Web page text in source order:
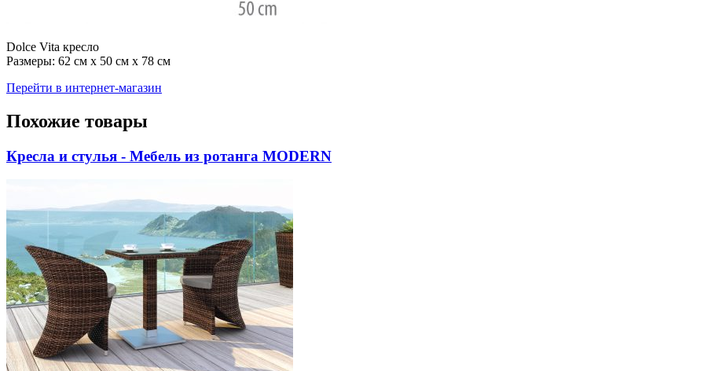
Dolce Vita кресло
Размеры: 62 см х 50 см х 78 см
Перейти в интернет-магазин
Похожие товары
Кресла и стулья - Мебель из ротанга MODERN